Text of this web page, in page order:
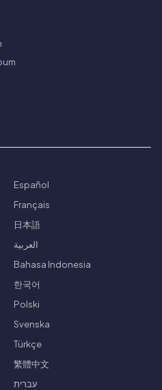
Español
Français
日本語
العربية
Bahasa Indonesia
한국어
Polski
Svenska
Türkçe
繁體中文
עברית